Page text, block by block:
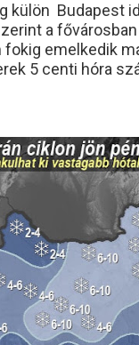
külön Budapest
a
fokig emelkedik
5 centi hóra